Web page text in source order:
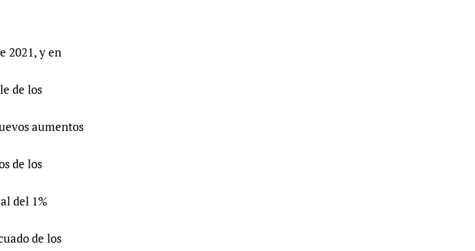
2021, y en
de los
aumentos
de los
del 1%
de los